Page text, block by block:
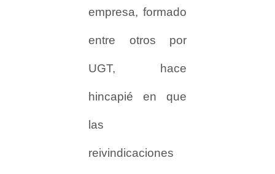
empresa, formado
entre otros por
UGT, hace
hincapié en que
las
reivindicaciones